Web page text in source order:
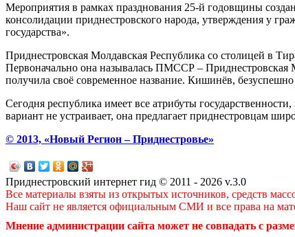
Мероприятия в рамках празднования 25-й годовщины
консолидации приднестровского народа, утверждения у
государства».
Приднестровская Молдавская Республика со столицей в
Первоначально она называлась ПМССР – Приднестровская
получила своё современное название. Кишинёв,
Сегодня республика имеет все атрибуты
вариант не устраивает, она предлагает приднестровцам
© 2013, «Новый Регион – Приднестровье»
Приднестровский интернет гид © 2011 - 2026 v.3.0
Все материалы взяты из открытых источников, средств
Наш сайт не является официальным СМИ и все права на
Мнение администрации сайта может не совпадать с